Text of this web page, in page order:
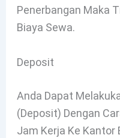
Penerbangan Maka
Biaya Sewa.
Deposit
Anda Dapat
(deposit) Dengan
Jam Kerja Ke Kantor